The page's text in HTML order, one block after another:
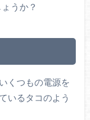
うか？
くつもの電源を
いるタコのよう